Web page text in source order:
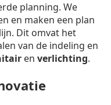
planning. We
en maken een plan
Dit omvat het
van de indeling en
en verlichting.